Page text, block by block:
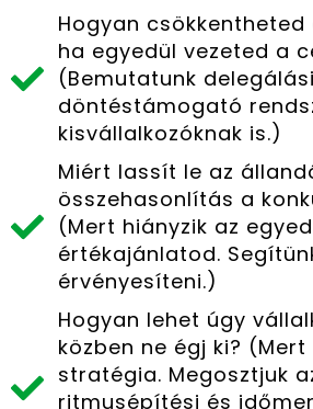
Hogyan
ha egyedül vezeted a
(Bemutatunk
döntéstámogató
kisvállalkozóknak is.)
Miért lassít le az
összehasonlítás a
(Mert hiányzik az
értékajánlatod.
érvényesíteni.)
Hogyan lehet úgy
közben ne égj ki?
stratégia. Megosztjuk
ritmusépítési és